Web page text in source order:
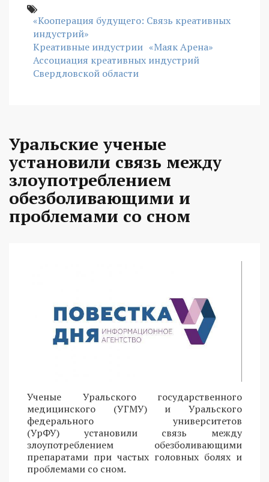
«Кооперация будущего: Связь креативных
индустрий»
Креативные индустрии «Маяк Арена»
Ассоциация креативных индустрий
Свердловской области
Уральские ученые
установили связь между
злоупотреблением
обезболивающими и
проблемами со сном
Ученые Уральского государственного
медицинского (УГМУ) и Уральского
федерального университетов
(УрФУ) установили связь между
злоупотреблением обезболивающими
препаратами при частых головных болях и
проблемами со сном.